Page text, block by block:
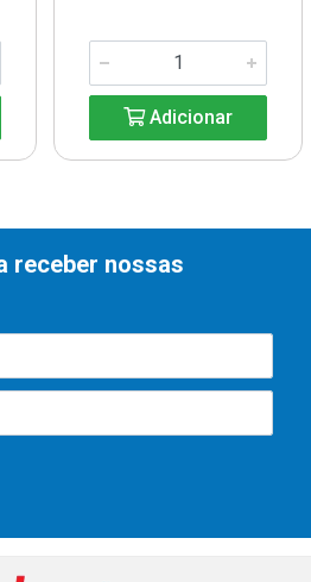
Adicionar
receber nossas